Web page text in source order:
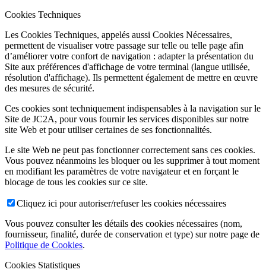
Cookies Techniques
Les Cookies Techniques, appelés aussi Cookies Nécessaires,
permettent de visualiser votre passage sur telle ou telle page afin
d’améliorer votre confort de navigation : adapter la présentation du
Site aux préférences d'affichage de votre terminal (langue utilisée,
résolution d'affichage). Ils permettent également de mettre en œuvre
des mesures de sécurité.
Ces cookies sont techniquement indispensables à la navigation sur le
Site de JC2A, pour vous fournir les services disponibles sur notre
site Web et pour utiliser certaines de ses fonctionnalités.
Le site Web ne peut pas fonctionner correctement sans ces cookies.
Vous pouvez néanmoins les bloquer ou les supprimer à tout moment
en modifiant les paramètres de votre navigateur et en forçant le
blocage de tous les cookies sur ce site.
Cliquez ici pour autoriser/refuser les cookies nécessaires
Vous pouvez consulter les détails des cookies nécessaires (nom,
fournisseur, finalité, durée de conservation et type) sur notre page de
Politique de Cookies.
Cookies Statistiques